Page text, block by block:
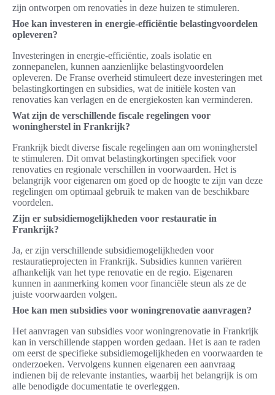
zijn ontworpen om renovaties in deze huizen te stimuleren.
Hoe kan investeren in energie-efficiëntie belastingvoordelen
opleveren?
Investeringen in energie-efficiëntie, zoals isolatie en
zonnepanelen, kunnen aanzienlijke belastingvoordelen
opleveren. De Franse overheid stimuleert deze investeringen met
belastingkortingen en subsidies, wat de initiële kosten van
renovaties kan verlagen en de energiekosten kan verminderen.
Wat zijn de verschillende fiscale regelingen voor
woningherstel in Frankrijk?
Frankrijk biedt diverse fiscale regelingen aan om woningherstel
te stimuleren. Dit omvat belastingkortingen specifiek voor
renovaties en regionale verschillen in voorwaarden. Het is
belangrijk voor eigenaren om goed op de hoogte te zijn van deze
regelingen om optimaal gebruik te maken van de beschikbare
voordelen.
Zijn er subsidiemogelijkheden voor restauratie in
Frankrijk?
Ja, er zijn verschillende subsidiemogelijkheden voor
restauratieprojecten in Frankrijk. Subsidies kunnen variëren
afhankelijk van het type renovatie en de regio. Eigenaren
kunnen in aanmerking komen voor financiële steun als ze de
juiste voorwaarden volgen.
Hoe kan men subsidies voor woningrenovatie aanvragen?
Het aanvragen van subsidies voor woningrenovatie in Frankrijk
kan in verschillende stappen worden gedaan. Het is aan te raden
om eerst de specifieke subsidiemogelijkheden en voorwaarden te
onderzoeken. Vervolgens kunnen eigenaren een aanvraag
indienen bij de relevante instanties, waarbij het belangrijk is om
alle benodigde documentatie te overleggen.